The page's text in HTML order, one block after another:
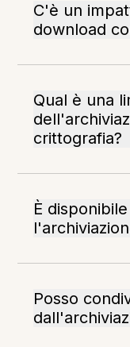
C'è un
download
Qual è una
crittografia?
È
Posso